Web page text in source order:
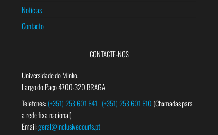
Notícias
Contacto
CONTACTE-NOS
Universidade do Minho,
Largo do Paço 4700-320 BRAGA
Telefones:(+351) 253 601 841 (+351) 253 601 810 (Chamadas para
a rede fixa nacional)
Email:geral@inclusivecourts.pt